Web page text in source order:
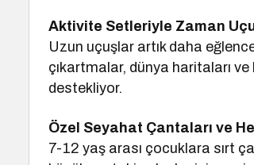
Aktivite Setleriyle Zaman
Uzun uçuşlar artık daha
çıkartmalar, dünya haritaları ve
destekliyor.
Özel Seyahat Çantaları ve
7-12 yaş arası çocuklara sırt